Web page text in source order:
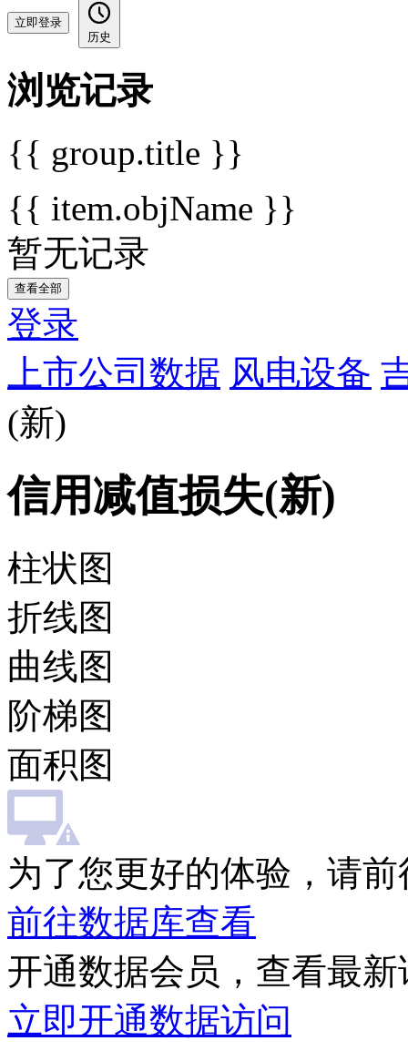
立即登录
历史
浏览记录
{{ group.title }}
{{ item.objName }}
暂无记录
查看全部
登录
上市公司数据 风电设备
(新)
信用减值损失(新)
柱状图
折线图
曲线图
阶梯图
面积图
为了您更好的体验，请
前往数据库查看
开通数据会员，查看最
立即开通数据访问